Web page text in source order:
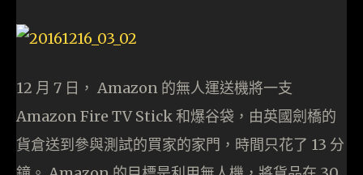
12 月 7 日， Amazon 的無人運送機將一支
Amazon Fire TV Stick 和爆谷袋，由英國劍橋的
貨倉送到參與測試的買家的家門，時間只花了 13 分